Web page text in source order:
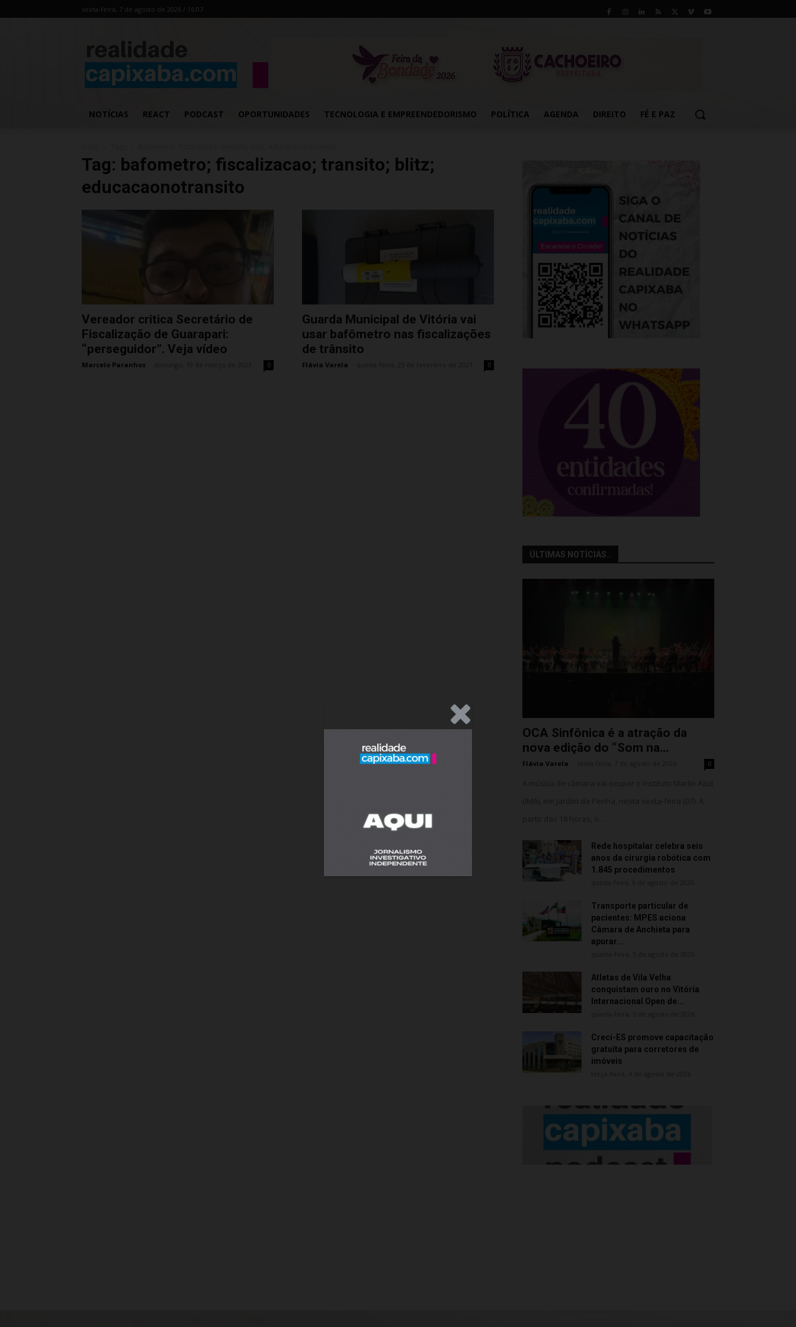
sexta-feira, 7 de agosto de 2026 / 16:07
NOTÍCIAS REACT PODCAST OPORTUNIDADES TECNOLOGIA E EMPREENDEDORISMO POLÍTICA AGENDA DIREITO FÉ E PAZ
Tag: bafometro; fiscalizacao; transito; blitz;
educacaonotransito
Vereador critica Secretário de
Fiscalização de Guarapari:
“perseguidor”. Veja vídeo
Marcelo Paranhos 0
Guarda Municipal de Vitória vai
usar bafômetro nas fiscalizações
de trânsito
Flávia Varela 0
ÚLTIMAS NOTÍCIAS..
OCA Sinfônica é a atração da
nova edição do “Som na...
Flávia Varela 0
Rede hospitalar celebra seis
anos da cirurgia robótica com
1.845 procedimentos
Transporte particular de
pacientes: MPES aciona
Câmara de Anchieta para
apurar...
Atletas de Vila Velha
conquistam ouro no Vitória
Internacional Open de...
Creci-ES promove capacitação
gratuita para corretores de
imóveis